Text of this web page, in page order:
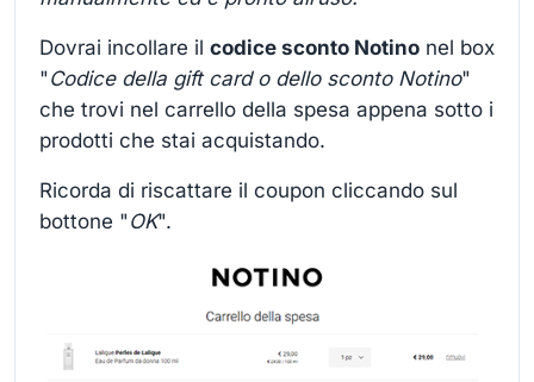
Dovrai incollare il codice sconto Notino nel box
"Codice della gift card o dello sconto Notino"
che trovi nel carrello della spesa appena sotto i
prodotti che stai acquistando.
Ricorda di riscattare il coupon cliccando sul
bottone "OK".